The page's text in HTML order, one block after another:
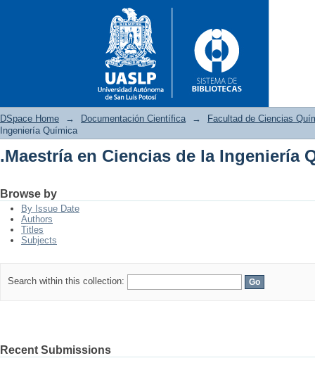
.Maestría en Ciencias de la
DSpace Home → Documentación Científica →
Facultad de Ciencias
Ingeniería Química
.Maestría en Ciencias de la Ingeniería
Browse by
By Issue Date
Authors
Titles
Subjects
Search within this collection:
Recent Submissions